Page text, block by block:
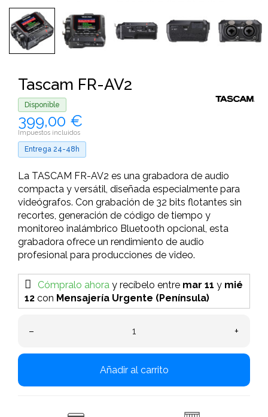
Tascam FR-AV2
Disponible
399,00 €
Impuestos incluidos
Entrega 24-48h
La TASCAM FR-AV2 es una grabadora de audio
compacta y versátil, diseñada especialmente para
videógrafos. Con grabación de 32 bits flotantes sin
recortes, generación de código de tiempo y
monitoreo inalámbrico Bluetooth opcional, esta
grabadora ofrece un rendimiento de audio
profesional para producciones de video.
Cómpralo ahora y recíbelo entre mar 11 y mié
12 con Mensajería Urgente (Península)
– +
Añadir al carrito